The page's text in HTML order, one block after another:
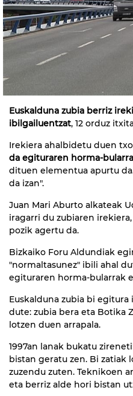
Euskalduna zubia berriz
ibilgailuentzat, 12 orduz
Irekiera ahalbidetu duen
da egituraren horma-
dituen elementua apurtu
da izan".
Juan Mari Aburto alkateak
iragarri du zubiaren
pozik agertu da.
Bizkaiko Foru Aldundiak
"normaltasunez" ibili ahal
egituraren horma-bularrak
Euskalduna zubia bi
dute: zubia bera eta Botika
lotzen duen arrapala.
1997an lanak bukatu
bistan geratu zen. Bi zatiak
zuzendu zuten. Teknikoen
eta berriz alde hori bistan